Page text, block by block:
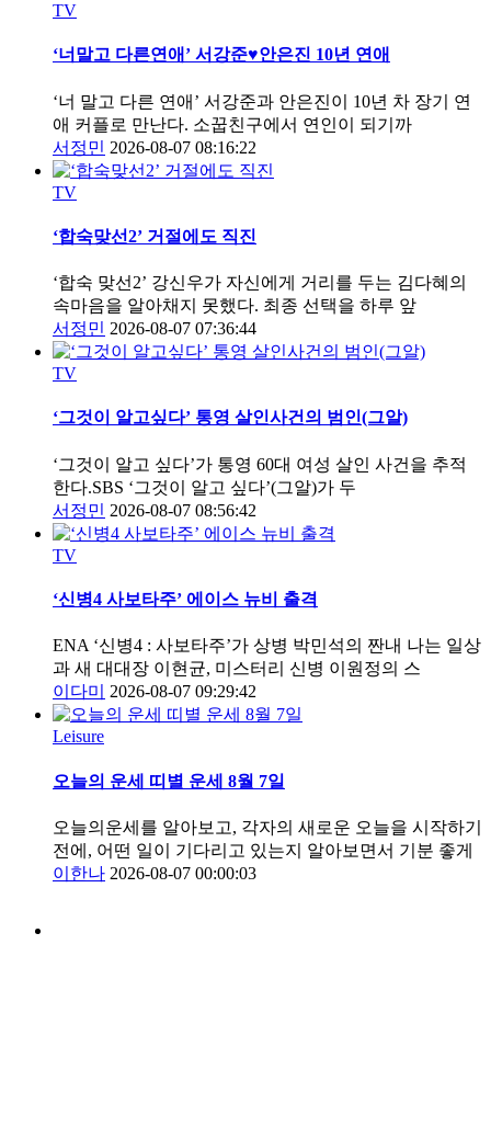
TV
‘너말고 다른연애’ 서강준♥안은진 10년 연애
‘너 말고 다른 연애’ 서강준과 안은진이 10년 차 장기 연
애 커플로 만난다. 소꿉친구에서 연인이 되기까
서정민 2026-08-07 08:16:22
TV
‘합숙맞선2’ 거절에도 직진
‘합숙 맞선2’ 강신우가 자신에게 거리를 두는 김다혜의
속마음을 알아채지 못했다. 최종 선택을 하루 앞
서정민 2026-08-07 07:36:44
TV
‘그것이 알고싶다’ 통영 살인사건의 범인(그알)
‘그것이 알고 싶다’가 통영 60대 여성 살인 사건을 추적
한다.SBS ‘그것이 알고 싶다’(그알)가 두
서정민 2026-08-07 08:56:42
TV
‘신병4 사보타주’ 에이스 뉴비 출격
ENA ‘신병4 : 사보타주’가 상병 박민석의 짠내 나는 일상
과 새 대대장 이현균, 미스터리 신병 이원정의 스
이다미
2026-08-07 09:29:42
Leisure
오늘의 운세 띠별 운세 8월 7일
오늘의운세를 알아보고, 각자의 새로운 오늘을 시작하기
전에, 어떤 일이 기다리고 있는지 알아보면서 기분 좋게
이한나 2026-08-07 00:00:03